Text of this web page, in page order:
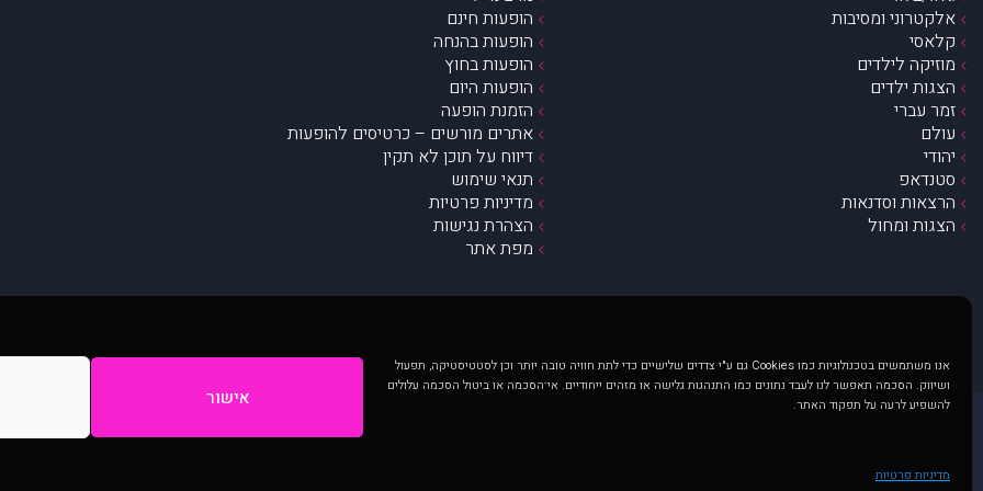
אנו משתמשים בטכנולוגיות כמו Cookies גם ע"י צדדים שלישיים כדי לתת חוויה טובה יותר וכן לסטטיסטיקה, תפעול
ושיווק. הסכמה תאפשר לנו לעבד נתונים כמו התנהגות גלישה או מזהים ייחודיים. אי־הסכמה או ביטול הסכמה עלולים
להשפיע לרעה על תפקוד האתר.
אישור
מדיניות פרטיות
אלקטרוני ומסיבות
קלאסי
מוזיקה לילדים
הצגות ילדים
זמר עברי
עולם
יהודי
סטנדאפ
הרצאות וסדנאות
הצגות ומחול
הופעות חינם
הופעות בהנחה
הופעות בחוץ
הופעות היום
הזמנת הופעה
אתרים מורשים – כרטיסים להופעות
דיווח על תוכן לא תקין
תנאי שימוש
מדיניות פרטיות
הצהרת נגישות
מפת אתר